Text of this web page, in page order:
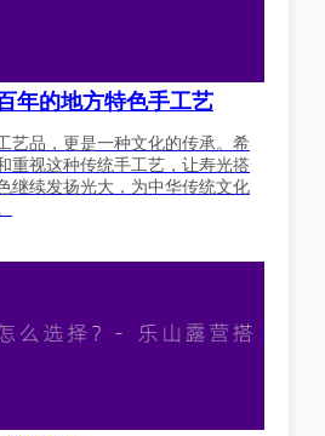
年的地方特色手工艺
艺品，更是一种文化的传承。希
重视这种传统手工艺，让寿光搭
继续发扬光大，为中华传统文化